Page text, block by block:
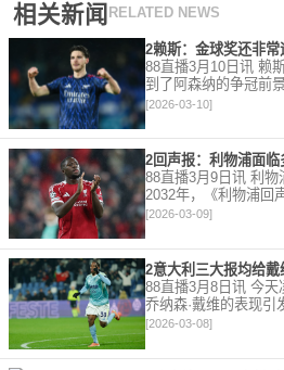
相关新闻 RELATED NEWS
88直播3月10日讯 赖
到了阿森纳的争冠前
及对自己被提名金球
有一项非常擅长的技
[2026-03-10]
88直播3月9日讯 利物
2032年，《利物浦回
的合同情况，文章表
题。 对于利物浦来说
期，俱乐
[2026-03-09]
88直播3月8日讯 今天
乔纳森·戴维的表现引
比赛，戴维半场就被
《罗马体育报》和《
出4分
[2026-03-08]